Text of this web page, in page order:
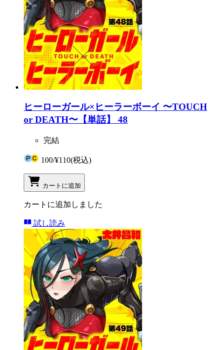
ヒーローガール×ヒーラーボーイ 〜TOUCH
or DEATH〜【単話】 48
完結
100/¥110(税込)
カートに追加
カートに追加しました
試し読み